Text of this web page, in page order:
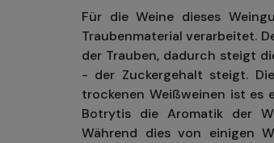
Für die Weine dieses
Traubenmaterial verarbeitet.
der Trauben, dadurch steigt
- der Zuckergehalt steigt.
trockenen Weißweinen ist es
Botrytis die Aromatik der
Während dies von einigen